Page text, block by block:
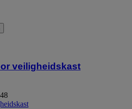
veiligheidskast